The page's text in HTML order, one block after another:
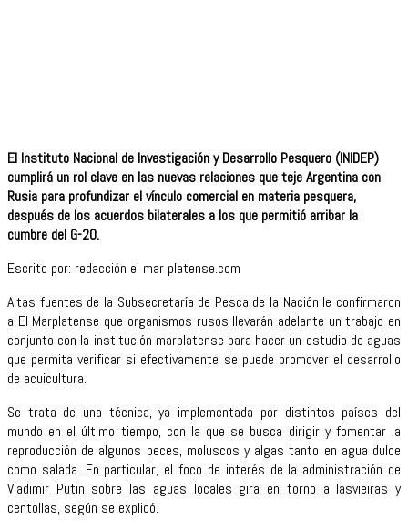
El Instituto Nacional de Investigación y Desarrollo Pesquero (INIDEP)
cumplirá un rol clave en las nuevas relaciones que teje Argentina con
Rusia para profundizar el vínculo comercial en materia pesquera,
después de los acuerdos bilaterales a los que permitió arribar la
cumbre del G-20.
Escrito por: redacción el mar platense.com
Altas fuentes de la Subsecretaría de Pesca de la Nación le confirmaron
a El Marplatense que organismos rusos llevarán adelante un trabajo en
conjunto con la institución marplatense para hacer un estudio de aguas
que permita verificar si efectivamente se puede promover el desarrollo
de acuicultura.
Se trata de una técnica, ya implementada por distintos países del
mundo en el último tiempo, con la que se busca dirigir y fomentar la
reproducción de algunos peces, moluscos y algas tanto en agua dulce
como salada. En particular, el foco de interés de la administración de
Vladimir Putin sobre las aguas locales gira en torno a lasvieiras y
centollas, según se explicó.